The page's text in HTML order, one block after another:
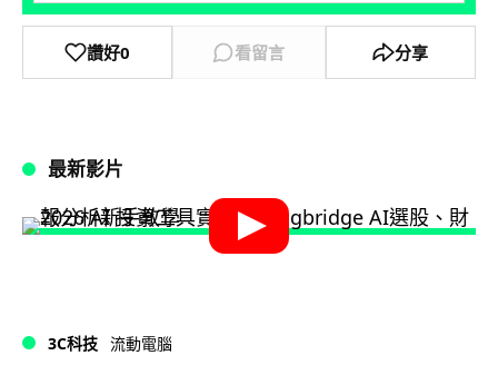
讚好0 看留言 分享
最新影片
3C科技 流動電腦